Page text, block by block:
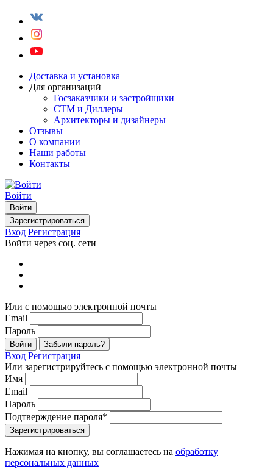
Доставка и установка
Для организаций
Госзаказчики и застройщики
СТМ и Диллеры
Архитекторы и дизайнеры
Отзывы
О компании
Наши работы
Контакты
Войти
Войти
Зарегистрироваться
Вход Регистрация
Войти через соц. сети
Или с помощью электронной почты
Email
Пароль
Войти Забыли пароль?
Вход Регистрация
Или зарегистрируйтесь с помощью электронной почты
Имя
Email
Пароль
Подтверждение пароля*
Зарегистрироваться
Нажимая на кнопку, вы соглашаетесь на обработку
персональных данных